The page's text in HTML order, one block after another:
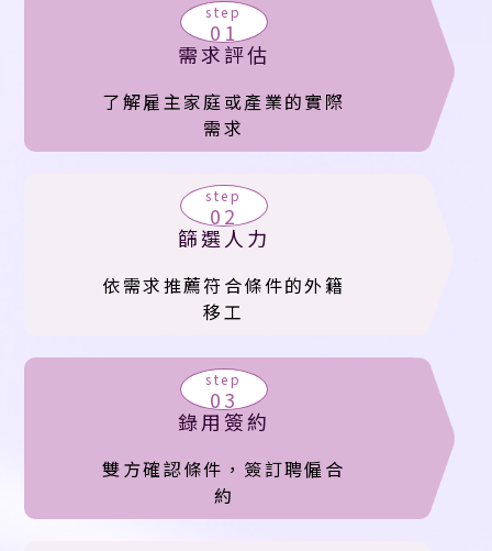
step
01
需求評估
了解雇主家庭或產業的實際
需求
step
02
篩選人力
依需求推薦符合條件的外籍
移工
step
03
錄用簽約
雙方確認條件，簽訂聘僱合
約